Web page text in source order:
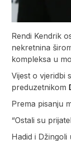
Rendi Kendrik
nekretnina
kompleksa u
Vijest o vjeridbi
preduzetnikom
Prema pisanju
“Ostali su
Hadid i